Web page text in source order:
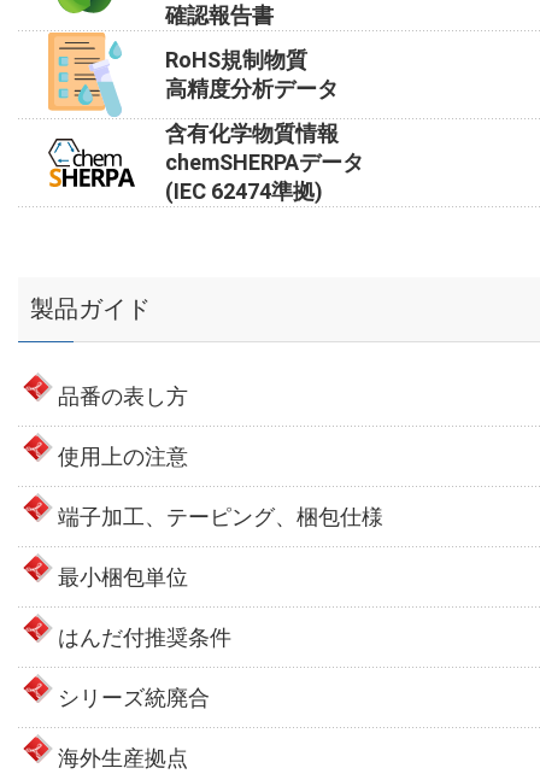
確認報告書
RoHS規制物質
高精度分析データ
含有化学物質情報
chemSHERPAデータ
(IEC 62474準拠)
製品ガイド
品番の表し方
使用上の注意
端子加工、テーピング、梱包仕様
最小梱包単位
はんだ付推奨条件
シリーズ統廃合
海外生産拠点